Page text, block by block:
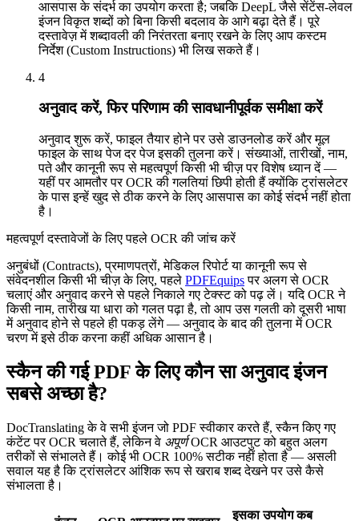
आसपास के संदर्भ का उपयोग करता है; जबकि DeepL जैसे सेंटेंस-लेवल
इंजन विकृत शब्दों को बिना किसी बदलाव के आगे बढ़ा देते हैं। पूरे
दस्तावेज़ में शब्दावली की निरंतरता बनाए रखने के लिए आप कस्टम
निर्देश (Custom Instructions) भी लिख सकते हैं।
4
अनुवाद करें, फिर परिणाम की सावधानीपूर्वक समीक्षा करें
अनुवाद शुरू करें, फाइल तैयार होने पर उसे डाउनलोड करें और मूल
फाइल के साथ पेज दर पेज इसकी तुलना करें। संख्याओं, तारीखों, नाम,
पते और कानूनी रूप से महत्वपूर्ण किसी भी चीज़ पर विशेष ध्यान दें —
यहीं पर आमतौर पर OCR की गलतियां छिपी होती हैं क्योंकि ट्रांसलेटर
के पास इन्हें खुद से ठीक करने के लिए आसपास का कोई संदर्भ नहीं होता
है।
महत्वपूर्ण दस्तावेजों के लिए पहले OCR की जांच करें
अनुबंधों (Contracts), प्रमाणपत्रों, मेडिकल रिपोर्ट या कानूनी रूप से
संवेदनशील किसी भी चीज़ के लिए, पहले PDFEquipsपर अलग से OCR
चलाएं और अनुवाद करने से पहले निकाले गए टेक्स्ट को पढ़ लें। यदि OCR ने
किसी नाम, तारीख या धारा को गलत पढ़ा है, तो आप उस गलती को दूसरी भाषा
में अनुवाद होने से पहले ही पकड़ लेंगे — अनुवाद के बाद की तुलना में OCR
चरण में इसे ठीक करना कहीं अधिक आसान है।
स्कैन की गई PDF के लिए कौन सा अनुवाद इंजन
सबसे अच्छा है?
DocTranslating के वे सभी इंजन जो PDF स्वीकार करते हैं, स्कैन किए गए
कंटेंट पर OCR चलाते हैं, लेकिन वे अपूर्णOCR आउटपुट को बहुत अलग
तरीकों से संभालते हैं। कोई भी OCR 100% सटीक नहीं होता है — असली
सवाल यह है कि ट्रांसलेटर आंशिक रूप से खराब शब्द देखने पर उसे कैसे
संभालता है।
इसका उपयोग कब